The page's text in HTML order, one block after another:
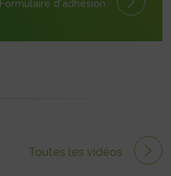
Formulaire d'adhésion
Toutes les vidéos